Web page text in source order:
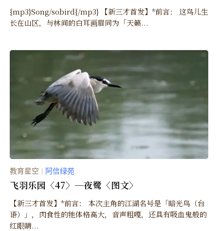
{mp3}Song/sobird{/mp3} 【新三才首发】*前言： 这鸟儿生
长在山区，与林间的白耳画眉同为「天籁...
教育星空 ｜ 阿信绿苑
飞羽乐园〈47〉─夜鹭〈图文〉
【新三才首发】*前言： 本次主角的江湖名号是「暗光鸟（台
语）」，肉食性的牠体格高大，音声粗嘎，还具有吸血鬼般的
红眼睛...